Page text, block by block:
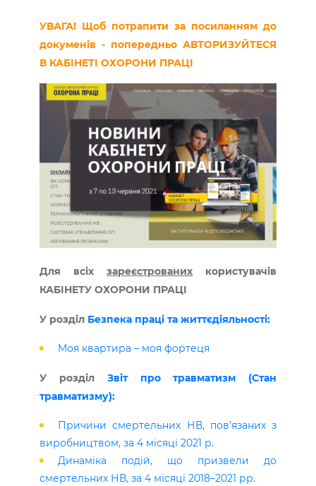
УВАГА! Щоб потрапити за посиланням до
докуменів - попередньо АВТОРИЗУЙТЕСЯ
В КАБІНЕТІ ОХОРОНИ ПРАЦІ
Для всіхзареєстрованих користувачів
КАБІНЕТУ ОХОРОНИ ПРАЦІ
У розділ Безпека праці та життєдіяльності:
Моя квартира – моя фортеця
У розділ Звіт про травматизм (Стан
травматизму):
Причини смертельних НВ, пов’язаних з
виробництвом, за 4 місяці 2021 р.
Динаміка подій, що призвели до
смертельних НВ, за 4 місяці 2018–2021 рр.